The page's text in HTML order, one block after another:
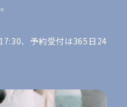
、予約受付は365日24